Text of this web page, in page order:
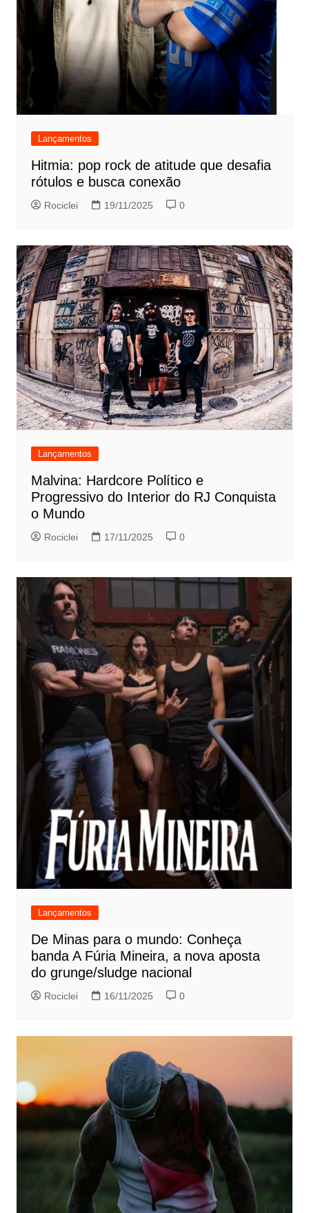
Lançamentos
Hitmia: pop rock de atitude que desafia
rótulos e busca conexão
Rociclei 19/11/2025 0
Lançamentos
Malvina: Hardcore Político e
Progressivo do Interior do RJ Conquista
o Mundo
Rociclei 17/11/2025 0
Lançamentos
De Minas para o mundo: Conheça
banda A Fúria Mineira, a nova aposta
do grunge/sludge nacional
Rociclei 16/11/2025 0